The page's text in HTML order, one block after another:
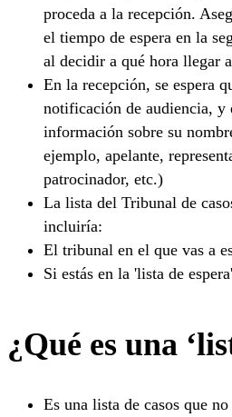
proceda a la recepción.
el tiempo de espera en la
al decidir a qué hora llegar
En la recepción, se espera
notificación de audiencia, y
información sobre su
ejemplo, apelante,
patrocinador, etc.)
La lista del Tribunal de
incluiría:
El tribunal en el que vas a
Si estás en la 'lista de espera'
¿Qué es una
Es una lista de casos que